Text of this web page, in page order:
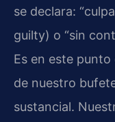
se declara:
guilty) o “sin
Es en este
de nuestro
sustancial.